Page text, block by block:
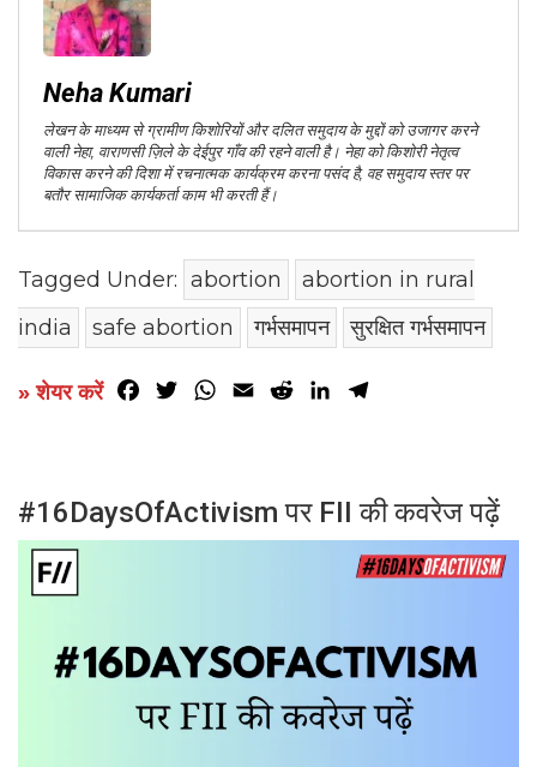
Neha Kumari
लेखन के माध्यम से ग्रामीण किशोरियों और दलित समुदाय के मुद्दों को उजागर करने
वाली नेहा, वाराणसी ज़िले के देईपुर गाँव की रहने वाली है। नेहा को किशोरी नेतृत्व
विकास करने की दिशा में रचनात्मक कार्यक्रम करना पसंद है, वह समुदाय स्तर पर
बतौर सामाजिक कार्यकर्ता काम भी करती हैं।
Tagged Under: abortion
abortion in rural
india
safe abortion गर्भसमापन सुरक्षित गर्भसमापन
» शेयर करें Facebook
TwitterWhatsApp
Email RedditLinkedIn
#16DaysOfActivism पर FII की कवरेज पढ़ें